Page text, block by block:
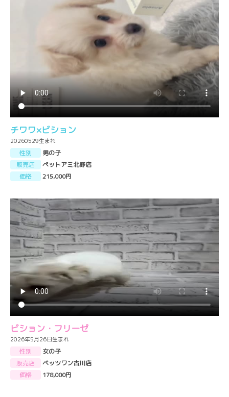
チワワ×ビション
20260529生まれ
性別
男の子
販売店
ペットアミ北野店
価格
215,000円
ビション・フリーゼ
2026年5月26日生まれ
性別
女の子
販売店
ペッツワン古川店
価格
178,000円